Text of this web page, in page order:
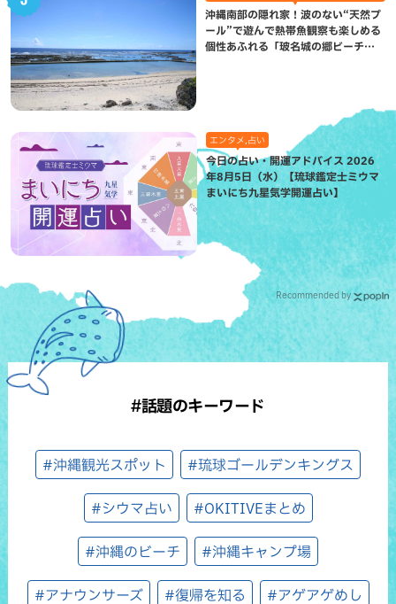
沖縄南部の隠れ家！波のない“天然プ
ール”で遊んで熱帯魚観察も楽しめる
個性あふれる「玻名城の郷ビーチ」
エンタメ,占い
今日の占い・開運アドバイス 2026
年8月5日（水）【琉球鑑定士ミウマ
まいにち九星気学開運占い】
Recommended by
#話題のキーワード
#沖縄観光スポット #琉球ゴールデンキングス
#シウマ占い #OKITIVEまとめ
#沖縄のビーチ #沖縄キャンプ場
#アナウンサーズ #復帰を知る #アゲアゲめし